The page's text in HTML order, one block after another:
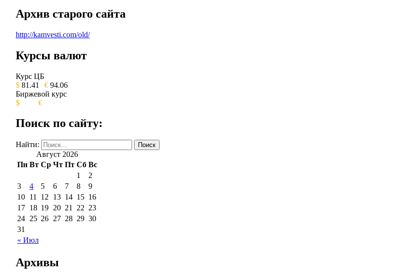
Архив старого сайта
http://kamvesti.com/old/
ОБЩЕСТВЕННО-ПОЛИТИЧЕСКОЕ ИЗДАНИЕ КАМЧАТСКОГО КРАЯ.
Курсы валют
Курс ЦБ
$ 81.41 € 94.06
Биржевой курс
$
€
Поиск по сайту:
Найти:
Август 2026
Пн Вт Ср Чт Пт Сб Вс
« Июл
1
2
3
4 5 6 7 8
9
10 11 12 13 14 15 16
17 18 19 20 21 22 23
24 25 26 27 28 29 30
31
Архивы